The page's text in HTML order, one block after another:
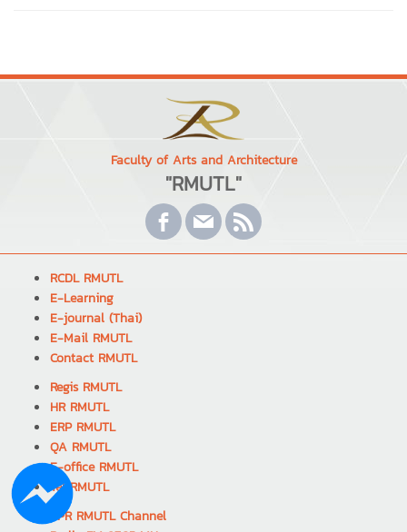
Faculty of Arts and Architecture
"RMUTL"
RCDL RMUTL
E-Learning
E-journal (Thai)
E-Mail RMUTL
Contact RMUTL
Regis RMUTL
HR RMUTL
ERP RMUTL
QA RMUTL
E-office RMUTL
Tel RMUTL
PPR RMUTL Channel